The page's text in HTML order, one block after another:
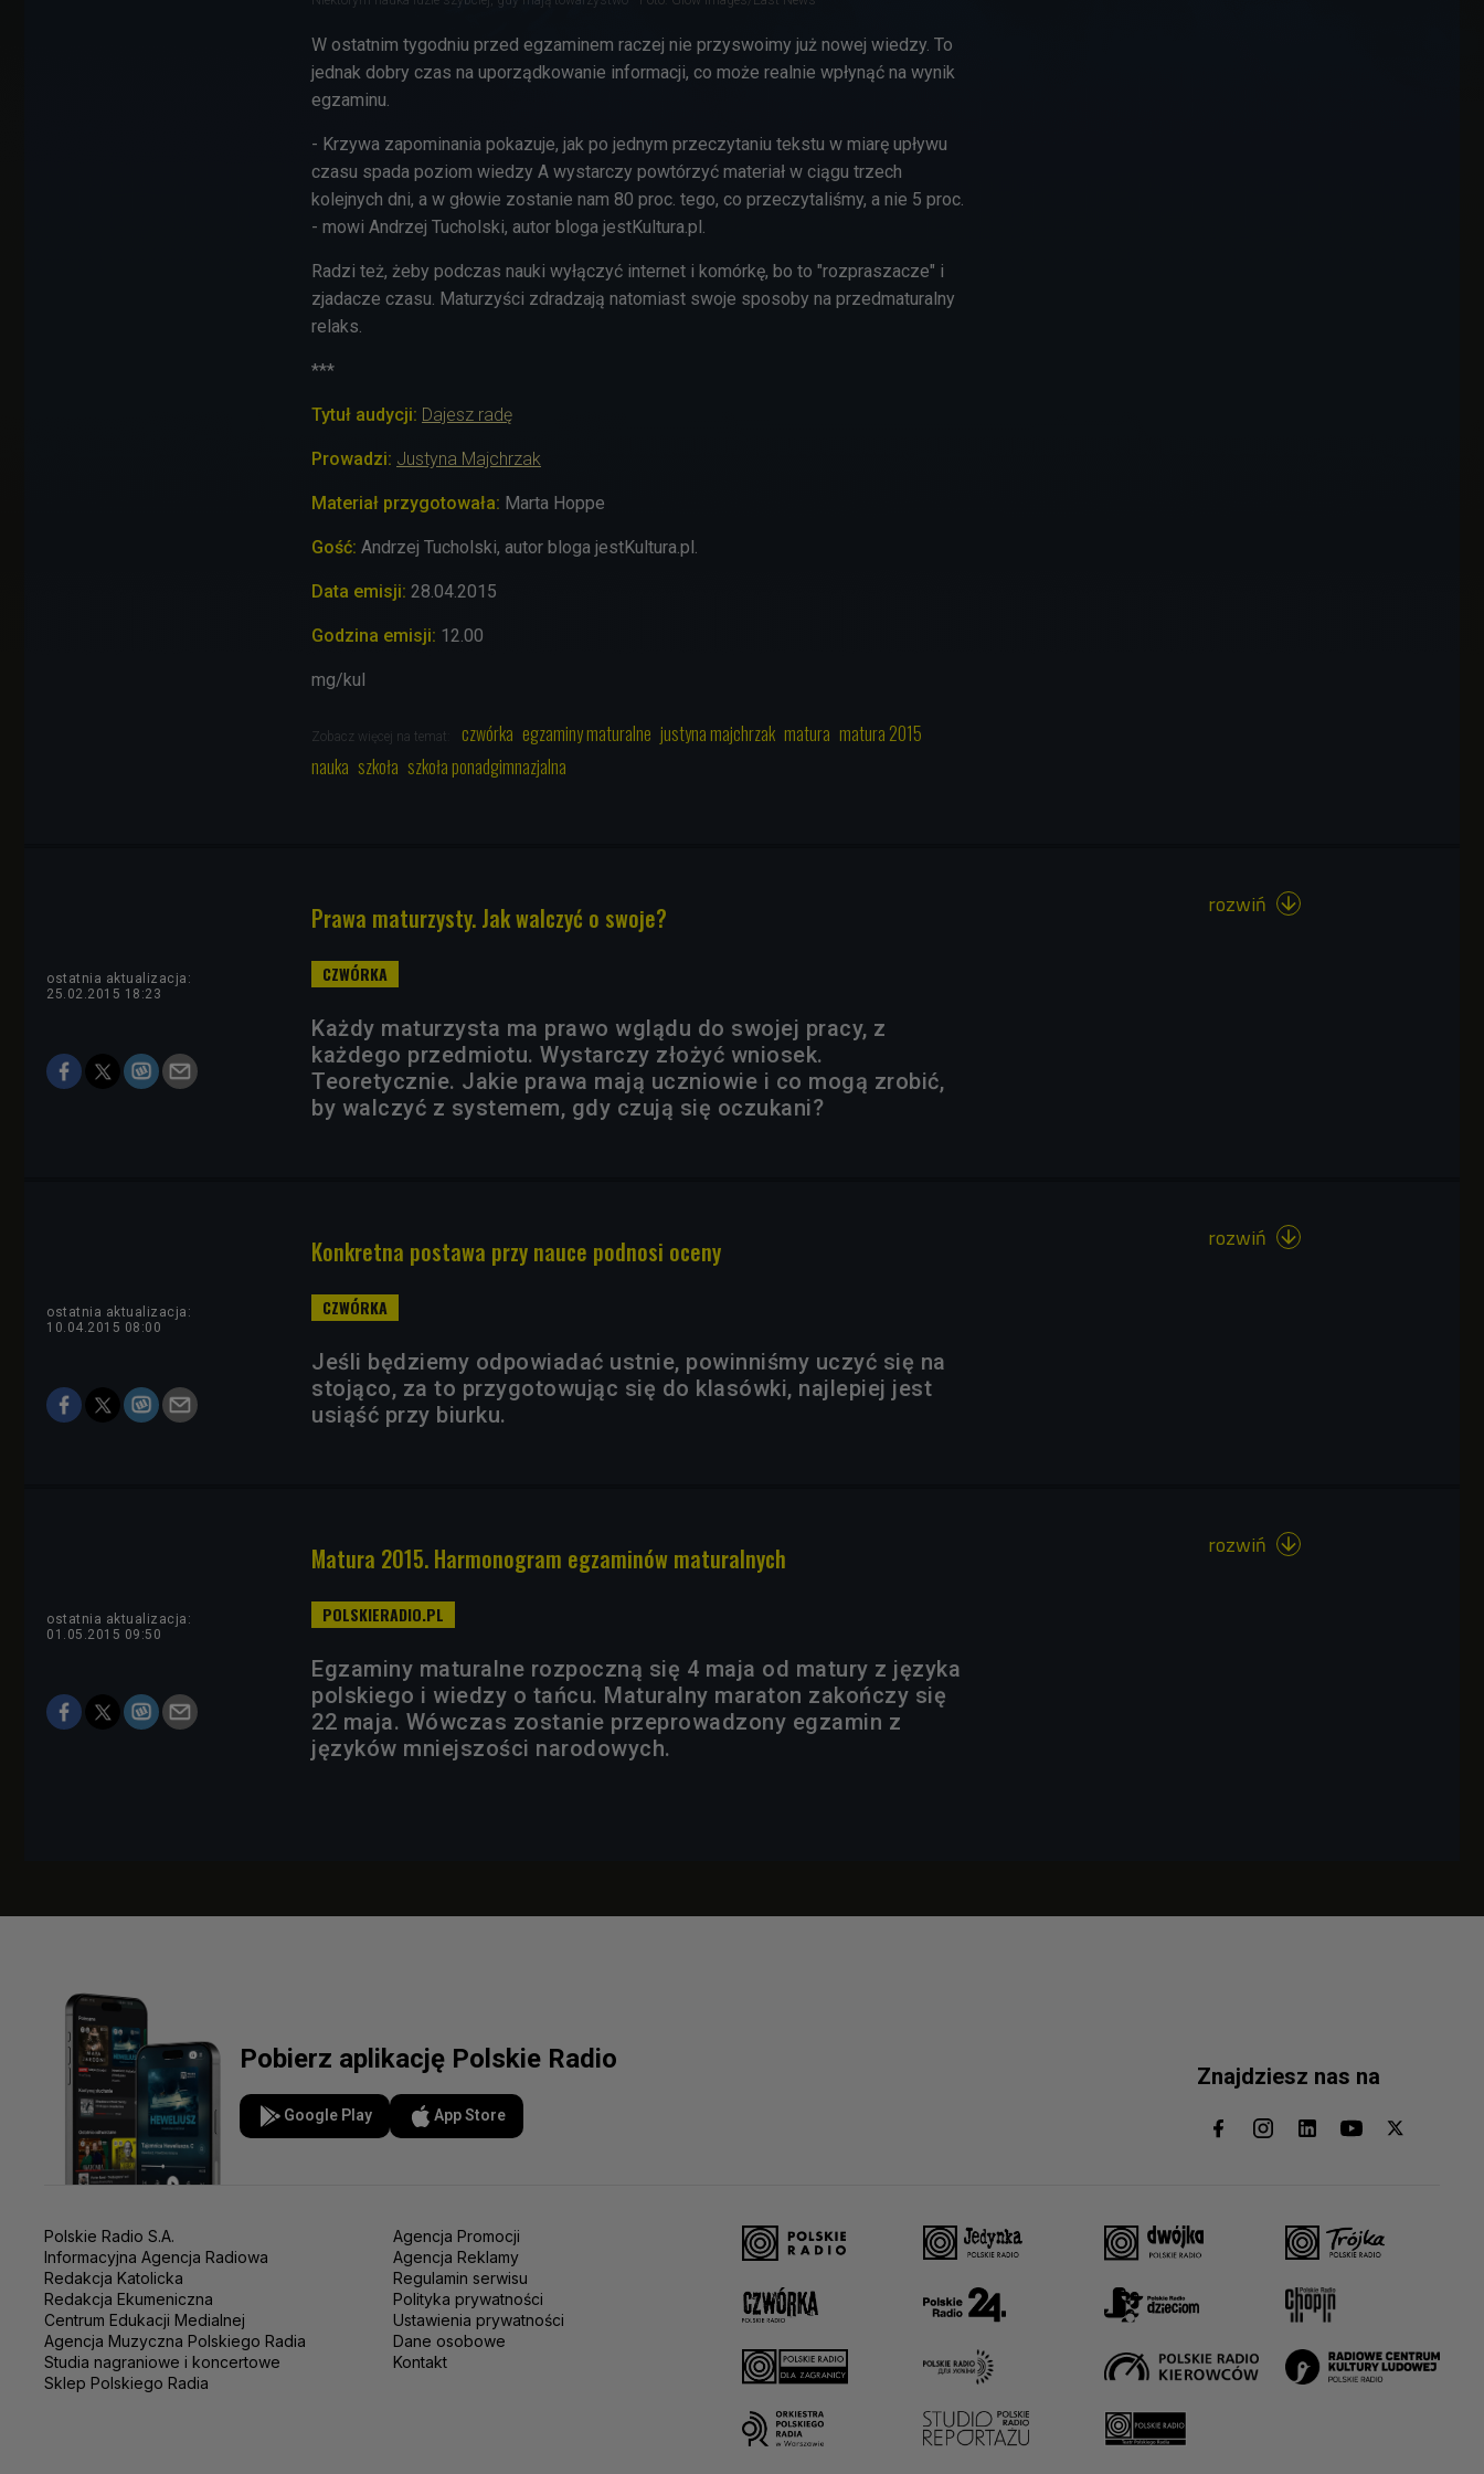
W ostatnim tygodniu przed egzaminem raczej nie przyswoimy już nowej wiedzy. To
jednak dobry czas na uporządkowanie informacji, co może realnie wpłynąć na wynik
egzaminu.
- Krzywa zapominania pokazuje, jak po jednym przeczytaniu tekstu w miarę upływu
czasu spada poziom wiedzy A wystarczy powtórzyć materiał w ciągu trzech
kolejnych dni, a w głowie zostanie nam 80 proc. tego, co przeczytaliśmy, a nie 5 proc.
- mowi Andrzej Tucholski, autor bloga jestKultura.pl.
Radzi też, żeby podczas nauki wyłączyć internet i komórkę, bo to "rozpraszacze" i
zjadacze czasu. Maturzyści zdradzają natomiast swoje sposoby na przedmaturalny
relaks.
***
Tytuł audycji: Dajesz radę
Prowadzi: Justyna Majchrzak
Materiał przygotowała: Marta Hoppe
Gość: Andrzej Tucholski, autor bloga jestKultura.pl.
Data emisji: 28.04.2015
Godzina emisji: 12.00
mg/kul
Zobacz więcej na temat: czwórka egzaminy maturalne justyna majchrzak matura matura 2015
nauka szkoła szkoła ponadgimnazjalna
Prawa maturzysty. Jak walczyć o swoje?
ostatnia aktualizacja:
25.02.2015 18:23
Każdy maturzysta ma prawo wglądu do swojej pracy, z
każdego przedmiotu. Wystarczy złożyć wniosek.
Teoretycznie. Jakie prawa mają uczniowie i co mogą zrobić,
by walczyć z systemem, gdy czują się oczukani?
rozwiń 
Konkretna postawa przy nauce podnosi oceny
ostatnia aktualizacja:
10.04.2015 08:00
Jeśli będziemy odpowiadać ustnie, powinniśmy uczyć się na
stojąco, za to przygotowując się do klasówki, najlepiej jest
usiąść przy biurku.
rozwiń 
Matura 2015. Harmonogram egzaminów maturalnych
ostatnia aktualizacja:
01.05.2015 09:50
Egzaminy maturalne rozpoczną się 4 maja od matury z języka
polskiego i wiedzy o tańcu. Maturalny maraton zakończy się
22 maja. Wówczas zostanie przeprowadzony egzamin z
języków mniejszości narodowych.
rozwiń 
Pobierz aplikację Polskie Radio
Google Play App Store
Znajdziesz nas na
Polskie Radio S.A.
Informacyjna Agencja Radiowa
Redakcja Katolicka
Redakcja Ekumeniczna
Centrum Edukacji Medialnej
Agencja Muzyczna Polskiego Radia
Studia nagraniowe i koncertowe
Sklep Polskiego Radia
Agencja Promocji
Agencja Reklamy
Regulamin serwisu
Polityka prywatności
Ustawienia prywatności
Dane osobowe
Kontakt